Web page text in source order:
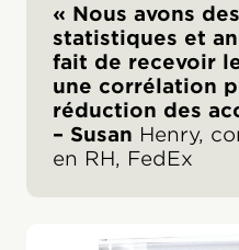
« Nous avons
statistiques et
fait de recevoir
une corrélation
réduction des
– Susan Henry,
en RH, FedEx